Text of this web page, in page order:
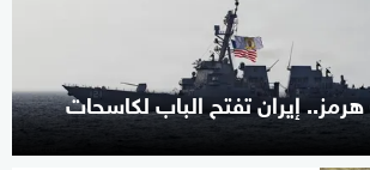
إيران تفتح الباب لكاسحات